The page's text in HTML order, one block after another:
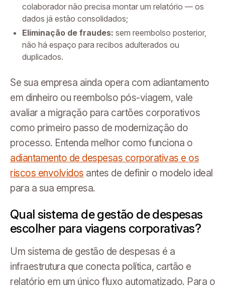
colaborador não precisa montar um relatório — os
dados já estão consolidados;
Eliminação de fraudes: sem reembolso posterior,
não há espaço para recibos adulterados ou
duplicados.
Se sua empresa ainda opera com adiantamento
em dinheiro ou reembolso pós-viagem, vale
avaliar a migração para cartões corporativos
como primeiro passo de modernização do
processo. Entenda melhor como funciona o
adiantamento de despesas corporativas e os
riscos envolvidos antes de definir o modelo ideal
para a sua empresa.
Qual sistema de gestão de despesas
escolher para viagens corporativas?
Um sistema de gestão de despesas é a
infraestrutura que conecta política, cartão e
relatório em um único fluxo automatizado. Para o